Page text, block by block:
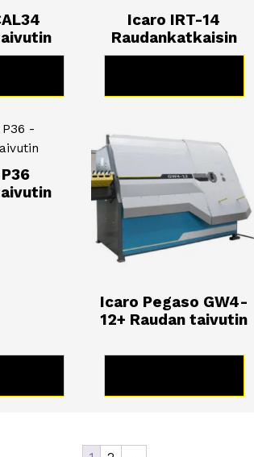
Icaro IRT-14
Raudankatkaisin
Icaro Pegaso GW4-
12+ Raudan taivutin